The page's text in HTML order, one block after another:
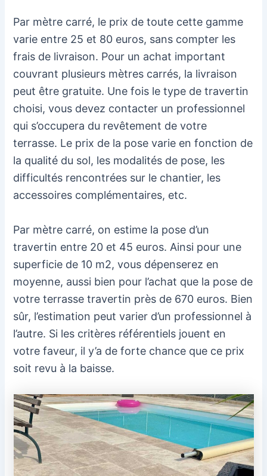
Par mètre carré, le prix de toute cette gamme
varie entre 25 et 80 euros, sans compter les
frais de livraison. Pour un achat important
couvrant plusieurs mètres carrés, la livraison
peut être gratuite. Une fois le type de travertin
choisi, vous devez contacter un professionnel
qui s’occupera du revêtement de votre
terrasse. Le prix de la pose varie en fonction de
la qualité du sol, les modalités de pose, les
difficultés rencontrées sur le chantier, les
accessoires complémentaires, etc.
Par mètre carré, on estime la pose d’un
travertin entre 20 et 45 euros. Ainsi pour une
superficie de 10 m2, vous dépenserez en
moyenne, aussi bien pour l’achat que la pose de
votre terrasse travertin près de 670 euros. Bien
sûr, l’estimation peut varier d’un professionnel à
l’autre. Si les critères référentiels jouent en
votre faveur, il y’a de forte chance que ce prix
soit revu à la baisse.